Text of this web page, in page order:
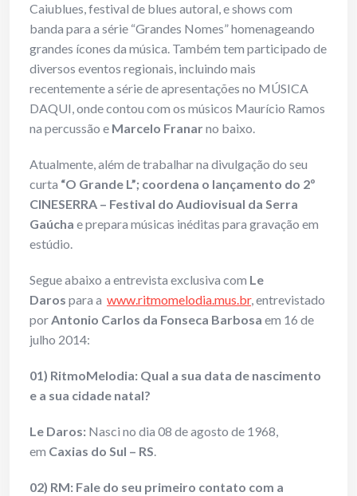
Caiublues, festival de blues autoral, e shows com
banda para a série “Grandes Nomes” homenageando
grandes ícones da música. Também tem participado de
diversos eventos regionais, incluindo mais
recentemente a série de apresentações no MÚSICA
DAQUI, onde contou com os músicos Maurício Ramos
na percussão e Marcelo Franarno baixo.
Atualmente, além de trabalhar na divulgação do seu
curta “O Grande L”; coordena o lançamento do 2º
CINESERRA – Festival do Audiovisual da Serra
Gaúcha e prepara músicas inéditas para gravação em
estúdio.
Segue abaixo a entrevista exclusiva com Le
Daros para a www.ritmomelodia.mus.br, entrevistado
porAntonio Carlos da Fonseca Barbosa em 16 de
julho 2014:
01) RitmoMelodia: Qual a sua data de nascimento
e a sua cidade natal?
Le Daros: Nasci no dia 08 de agosto de 1968,
em Caxias do Sul – RS.
02) RM: Fale do seu primeiro contato com a